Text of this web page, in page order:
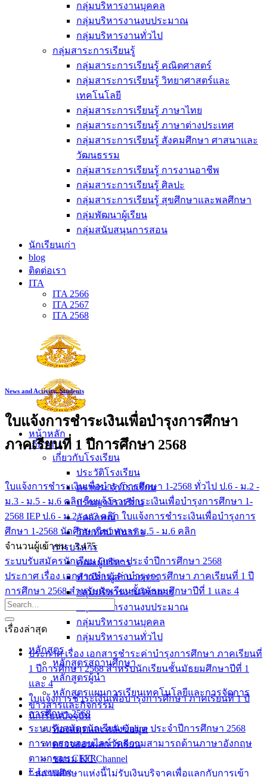
กลุ่มบริหารงานบุคคล
กลุ่มบริหารงานงบประมาณ
กลุ่มบริหารงานทั่วไป
กลุ่มสาระการเรียนรู้
กลุ่มสาระการเรียนรู้ คณิตศาสตร์
กลุ่มสาระการเรียนรู้ วิทยาศาสตร์และ
เทคโนโลยี
กลุ่มสาระการเรียนรู้ ภาษาไทย
กลุ่มสาระการเรียนรู้ ภาษาต่างประเทศ
กลุ่มสาระการเรียนรู้ สังคมศึกษา ศาสนาและ
วัฒนธรรม
กลุ่มสาระการเรียนรู้ การงานอาชีพ
กลุ่มสาระการเรียนรู้ ศิลปะ
กลุ่มสาระการเรียนรู้ สุขศึกษาและพลศึกษา
กลุ่มพัฒนาผู้เรียน
กลุ่มสนับสนุนการสอน
นักเรียนเก่า
blog
ติดต่อเรา
ITA
ITA 2566
ITA 2567
ITA 2568
หน้าหลัก
เกี่ยวกับ
เกี่ยวกับโรงเรียน
ประวัติโรงเรียน
ตราประจำโรงเรียน
ปรัชญาโรงเรียน
อัตลักษณ์
วิสัยทัศน์ พันธกิจ
การบริหาร
คณะผู้บริหาร
ทำเนียบผู้อำนวยการ
กลุ่มบริหารงานวิชาการ
กลุ่มบริหารงานงบประมาณ
กลุ่มบริหารงานบุคคล
กลุ่มบริหารงานทั่วไป
หลักสูตร
หลักสูตรสถานศึกษา
หลักสูตรผู้นำ
หลักสูตรแผนการเรียนเทคโนโลยีและการจัดการ
ข่าวสารและกิจกรรม
นักเรียนปัจจุบัน
ห้องสมุดและคลังข้อมูล
ตรวจสอบผลการเรียน
ชมรม KC Channel
E-Learning
News and Activity,Students
ใบแจ้งการชำระเงินเพื่อบำรุงการศึกษา
ภาคเรียนที่ 1 ปีการศึกษา 2568
ใบแจ้งการชำระเงินเพื่อบำรุงการศึกษา 1-2568 ทั่วไป ป.6 - ม.2 -
ม.3 - ม.5 - ม.6 คลิก ใบแจ้งการชำระเงินเพื่อบำรุงการศึกษา 1-
2568 IEP ป.6 - ม.2 - ม.3 คลิก ใบแจ้งการชำระเงินเพื่อบำรุงการ
ศึกษา 1-2568 นักศึกษาวิชาทหาร ม.5 - ม.6 คลิก
จำนวนผู้เข้าชม :3,475
ระบบรับสมัครนักเรียน Online ประจำปีการศึกษา 2568
ประกาศ เรื่อง เอกสารชำระค่าบำรุงการศึกษา ภาคเรียนที่ 1 ปี
การศึกษา 2568 สำหรับนักเรียนชั้นมัธยมศึกษาปีที่ 1 และ 4
เรื่องล่าสุด
ประกาศ เรื่อง เอกสารชำระค่าบำรุงการศึกษา ภาคเรียนที่
1 ปีการศึกษา 2568 สำหรับนักเรียนชั้นมัธยมศึกษาปีที่ 1
และ 4
ใบแจ้งการชำระเงินเพื่อบำรุงการศึกษา ภาคเรียนที่ 1 ปี
การศึกษา 2568
ระบบรับสมัครนักเรียน Online ประจำปีการศึกษา 2568
การทดสอบออนไลน์วัดความสามารถด้านภาษาอังกฤษ
ตามกรอบ CEFR
“ สถานศึกษาแห่งนี้ไม่รับเงินบริจาคเพื่อแลกกับการเข้า